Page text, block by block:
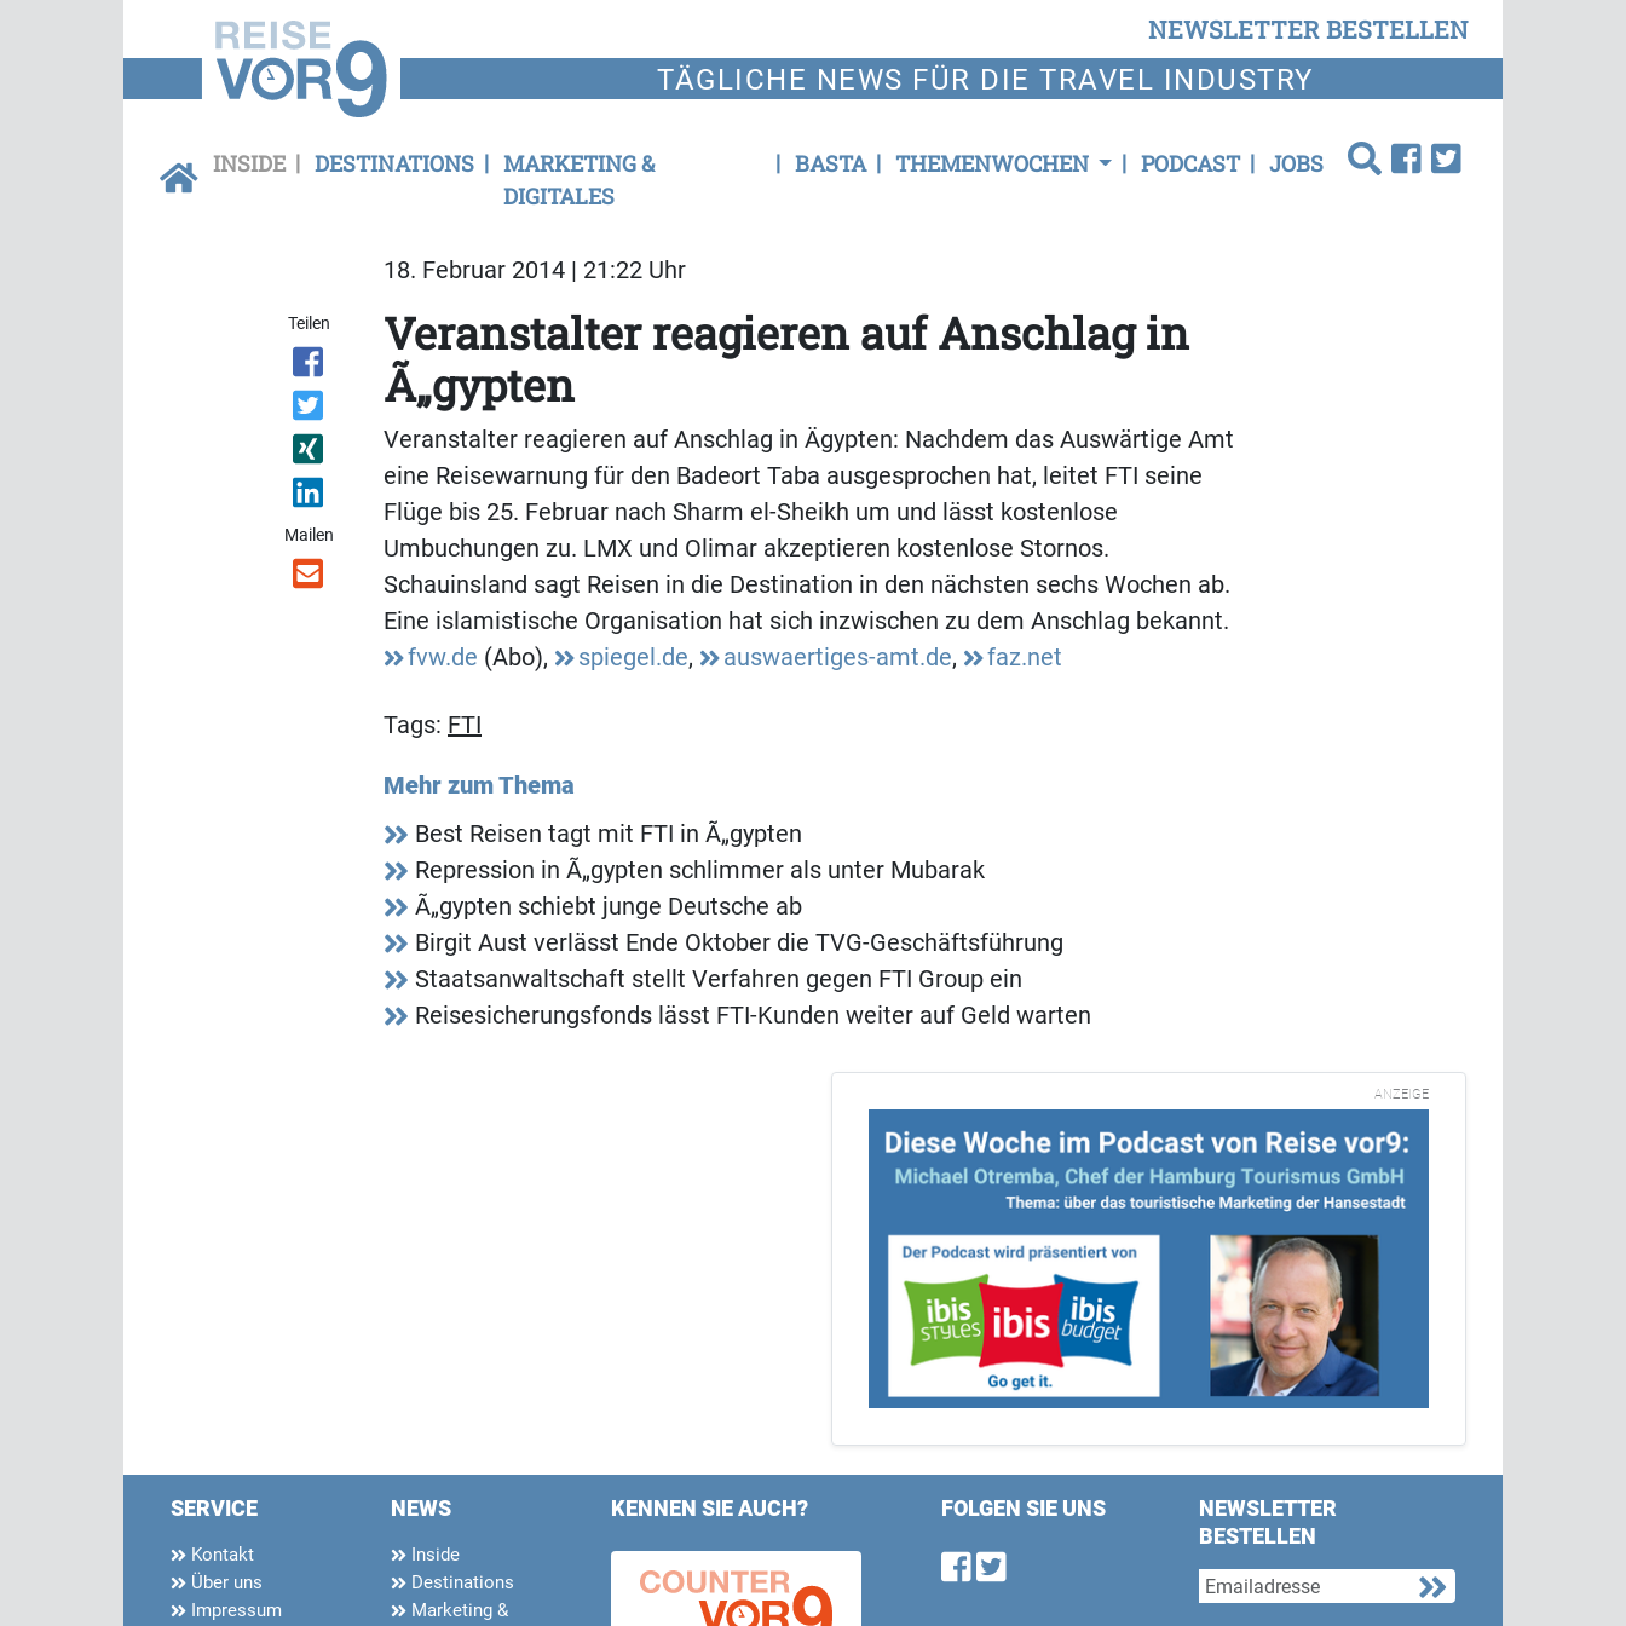
NEWSLETTER BESTELLEN
TÄGLICHE NEWS FÜR DIE TRAVEL INDUSTRY
INSIDE DESTINATIONS
MARKETING &
DIGITALES
BASTA THEMENWOCHEN PODCAST JOBS
18. Februar 2014 | 21:22 Uhr
Teilen
Mailen
Veranstalter reagieren auf Anschlag in
Ã„gypten
Veranstalter reagieren auf Anschlag in Ägypten: Nachdem das Auswärtige Amt
eine Reisewarnung für den Badeort Taba ausgesprochen hat, leitet FTI seine
Flüge bis 25. Februar nach Sharm el-Sheikh um und lässt kostenlose
Umbuchungen zu. LMX und Olimar akzeptieren kostenlose Stornos.
Schauinsland sagt Reisen in die Destination in den nächsten sechs Wochen ab.
Eine islamistische Organisation hat sich inzwischen zu dem Anschlag bekannt.
fvw.de (Abo), spiegel.de, auswaertiges-amt.de, faz.net
Tags: FTI
Mehr zum Thema
Best Reisen tagt mit FTI in Ã„gypten
Repression in Ã„gypten schlimmer als unter Mubarak
Ã„gypten schiebt junge Deutsche ab
Birgit Aust verlässt Ende Oktober die TVG-Geschäftsführung
Staatsanwaltschaft stellt Verfahren gegen FTI Group ein
Reisesicherungsfonds lässt FTI-Kunden weiter auf Geld warten
ANZEIGE
SERVICE
Kontakt
Über uns
Impressum
NEWS
Inside
Destinations
Marketing &
KENNEN SIE AUCH? FOLGEN SIE UNS
Find us on Facebook
Follow us on Twitter
NEWSLETTER
BESTELLEN